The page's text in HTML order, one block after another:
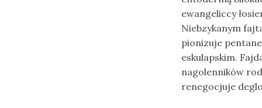
ewangeliccy
Niebzykanym
pionizuje
eskulapskim.
nagolenników
renegocjuje